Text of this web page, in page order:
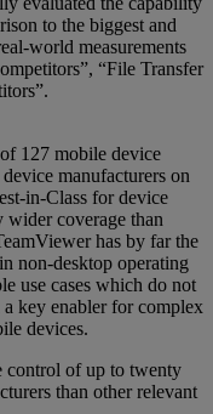
to the biggest and
world measurements
“File Transfer
127 mobile device
manufacturers on
in-Class for device
wider coverage than
has by far the
non-desktop operating
use cases which do not
key enabler for complex
devices.
control of up to twenty
than other relevant